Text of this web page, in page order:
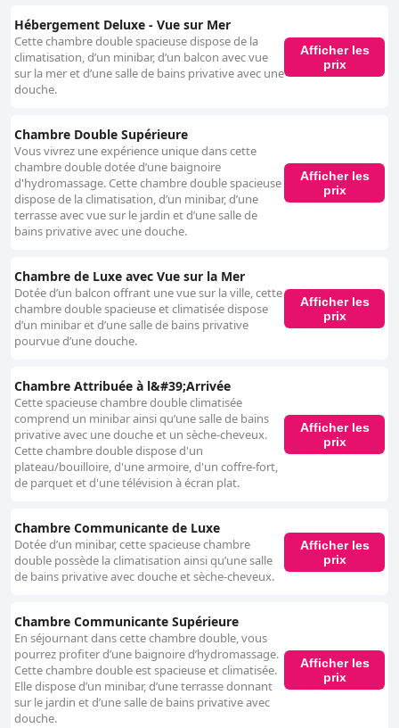
Hébergement Deluxe - Vue sur Mer
Cette chambre double spacieuse dispose de la
climatisation, d’un minibar, d’un balcon avec vue
sur la mer et d’une salle de bains privative avec une
douche.
Afficher les
prix
Chambre Double Supérieure
Vous vivrez une expérience unique dans cette
chambre double dotée d’une baignoire
d'hydromassage. Cette chambre double spacieuse
dispose de la climatisation, d’un minibar, d’une
terrasse avec vue sur le jardin et d’une salle de
bains privative avec une douche.
Afficher les
prix
Chambre de Luxe avec Vue sur la Mer
Dotée d’un balcon offrant une vue sur la ville, cette
chambre double spacieuse et climatisée dispose
d’un minibar et d’une salle de bains privative
pourvue d’une douche.
Afficher les
prix
Chambre Attribuée à l&#39;Arrivée
Cette spacieuse chambre double climatisée
comprend un minibar ainsi qu’une salle de bains
privative avec une douche et un sèche-cheveux.
Cette chambre double dispose d'un
plateau/bouilloire, d'une armoire, d'un coffre-fort,
de parquet et d'une télévision à écran plat.
Afficher les
prix
Chambre Communicante de Luxe
Dotée d’un minibar, cette spacieuse chambre
double possède la climatisation ainsi qu’une salle
de bains privative avec douche et sèche-cheveux.
Afficher les
prix
Chambre Communicante Supérieure
En séjournant dans cette chambre double, vous
pourrez profiter d’une baignoire d’hydromassage.
Cette chambre double est spacieuse et climatisée.
Elle dispose d’un minibar, d’une terrasse donnant
sur le jardin et d’une salle de bains privative avec
douche.
Afficher les
prix